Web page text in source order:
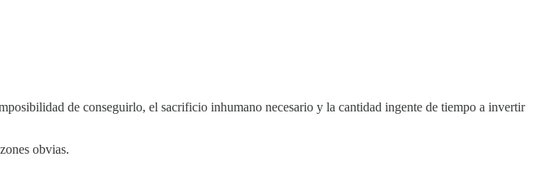
de conseguirlo, el sacrificio inhumano necesario y la cantidad ingente de tiempo a invertir
obvias.